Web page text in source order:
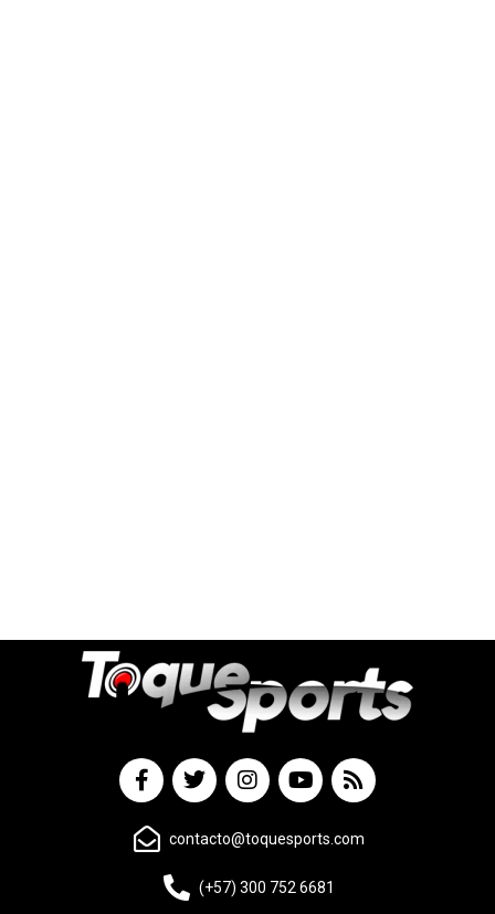
contacto@toquesports.com
(+57) 300 752 6681